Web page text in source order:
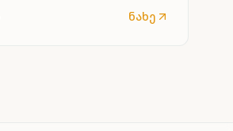
ნახე